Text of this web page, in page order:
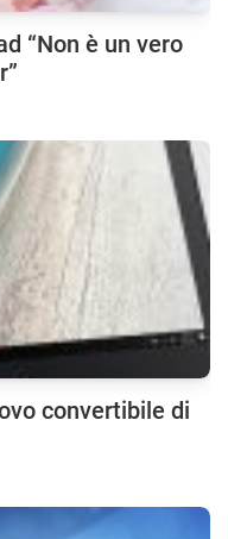
“Non è un vero
convertibile di